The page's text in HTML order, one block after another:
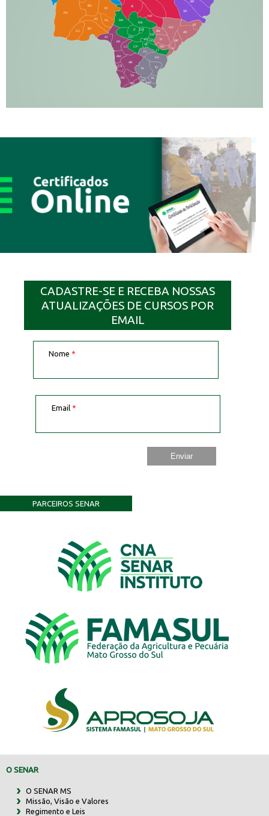
BR
SR
BT
AR
SI
NA
TA
NH
JT
RB
MA
IT
DR
DO
CP
JU
NV
IQ
EL
BO
NI
JD
PO
BV
CC
PP
AJ
LC
AM
AB
JP
CS
PR
TA
SQ
IG
MN
NO
BP
GL
AN
IV
FS
VC
GD
DE
CADASTRE-SE E RECEBA NOSSAS
ATUALIZAÇÕES DE CURSOS POR
EMAIL
Nome *
Email *
PARCEIROS SENAR
O SENAR
O SENAR MS
Missão, Visão e Valores
Regimento e Leis